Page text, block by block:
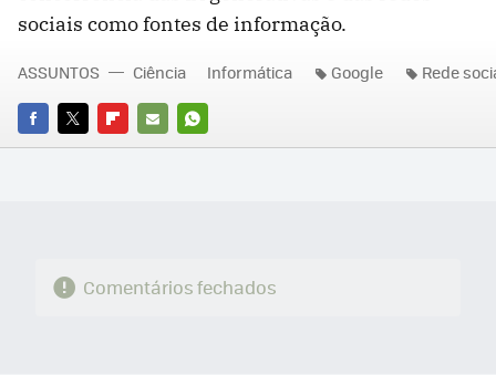
sociais como fontes de informação.
FACEBOOK
TWITTERFLIPBOARD
E-
WHATSAPP
ASSUNTOS Ciência Informática Google Rede
Comentários fechados